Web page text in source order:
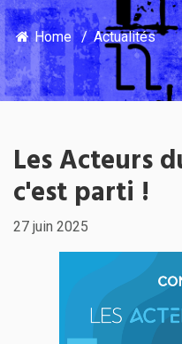
Home Actualités
Les Acteurs
c'est parti !
27 juin 2025